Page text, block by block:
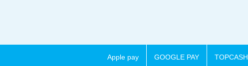
TOPCASH
GOOGLE PAY
Apple pay